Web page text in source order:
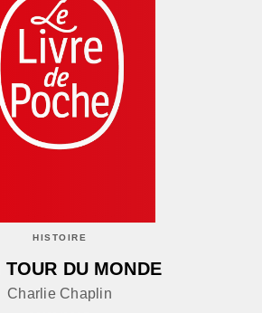
HISTOIRE
TOUR DU MONDE
Charlie Chaplin